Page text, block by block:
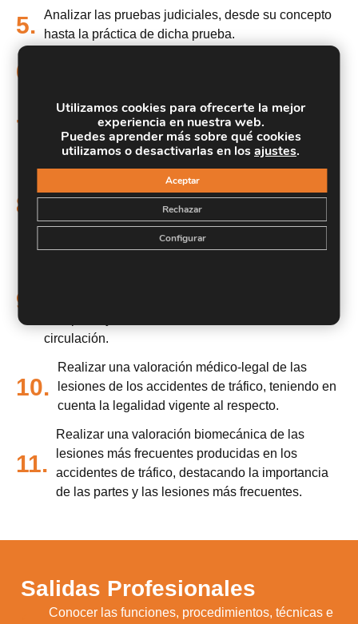
5.
Analizar las pruebas judiciales, desde su concepto
hasta la práctica de dicha prueba.
6.
7.
Definir y clasificar los tipos de accidentes de tráfico
que se producen, así como relacionar los elementos
que intervienen dentro de este suceso.
8.
Describir el procedimiento de investigación de los
elementos intervinientes en los accidentes de
tráfico, así como los procedimientos de
reconstrucción de accidentes de tráfico.
9.
circulación.
10.
Realizar una valoración médico-legal de las
lesiones de los accidentes de tráfico, teniendo en
cuenta la legalidad vigente al respecto.
11.
Realizar una valoración biomecánica de las
lesiones más frecuentes producidas en los
accidentes de tráfico, destacando la importancia
de las partes y las lesiones más frecuentes.
Salidas Profesionales
Conocer las funciones, procedimientos, técnicas e
Utilizamos cookies para ofrecerte la mejor
experiencia en nuestra web.
Puedes aprender más sobre qué cookies
utilizamos o desactivarlas en losajustes.
Aceptar
Rechazar
Configurar